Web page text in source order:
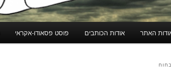
האתר אודות הכותבים פוסט פסאודו-אקראי